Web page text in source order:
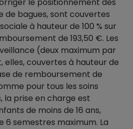
de bagues, sont couvertes
à hauteur de 100 % sur
de 193,50 €. Les
(deux maximum par
couvertes à hauteur de
de remboursement de
pour tous les soins
la prise en charge est
de moins de 16 ans,
6 semestres maximum. La